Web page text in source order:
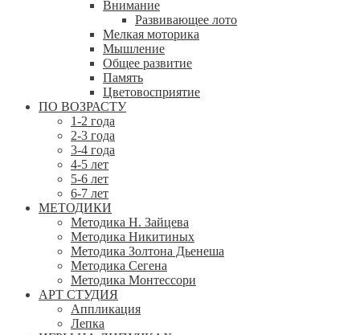
Внимание
Развивающее лото
Мелкая моторика
Мышление
Общее развитие
Память
Цветовосприятие
ПО ВОЗРАСТУ
1-2 года
2-3 года
3-4 года
4-5 лет
5-6 лет
6-7 лет
МЕТОДИКИ
Методика Н. Зайцева
Методика Никитиных
Методика Золтона Дьенеша
Методика Сегена
Методика Монтессори
АРТ СТУДИЯ
Аппликация
Лепка